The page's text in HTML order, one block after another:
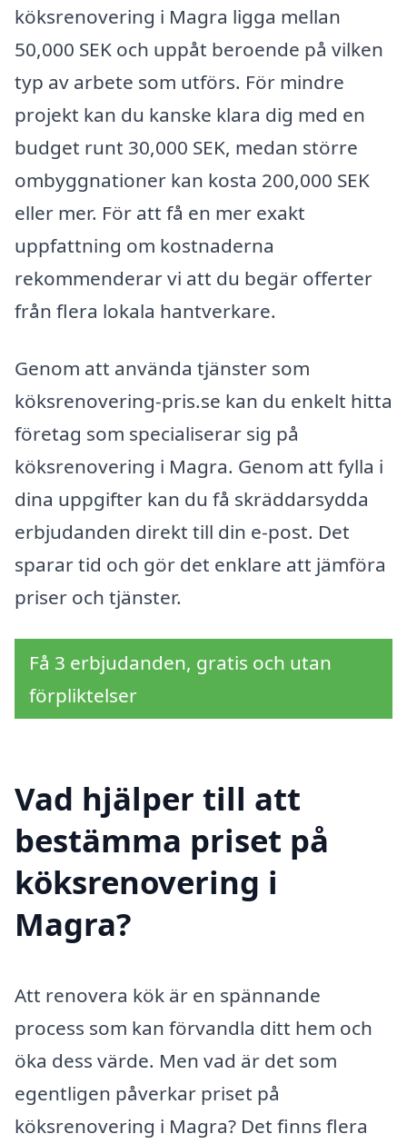
köksrenovering i Magra ligga mellan
50,000 SEK och uppåt beroende på vilken
typ av arbete som utförs. För mindre
projekt kan du kanske klara dig med en
budget runt 30,000 SEK, medan större
ombyggnationer kan kosta 200,000 SEK
eller mer. För att få en mer exakt
uppfattning om kostnaderna
rekommenderar vi att du begär offerter
från flera lokala hantverkare.
Genom att använda tjänster som
köksrenovering-pris.se kan du enkelt hitta
företag som specialiserar sig på
köksrenovering i Magra. Genom att fylla i
dina uppgifter kan du få skräddarsydda
erbjudanden direkt till din e-post. Det
sparar tid och gör det enklare att jämföra
priser och tjänster.
Få 3 erbjudanden, gratis och utan
förpliktelser
Vad hjälper till att
bestämma priset på
köksrenovering i
Magra?
Att renovera kök är en spännande
process som kan förvandla ditt hem och
öka dess värde. Men vad är det som
egentligen påverkar priset på
köksrenovering i Magra? Det finns flera